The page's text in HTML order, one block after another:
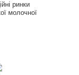
ринки
молочної